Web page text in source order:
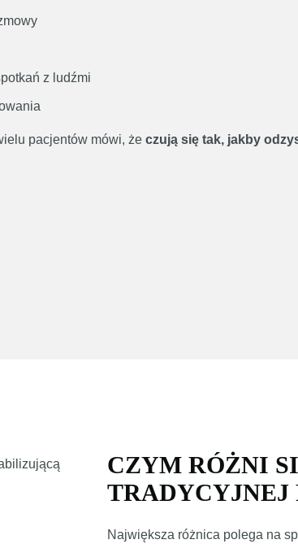
z ludźmi
pacjentów mówi, że czują się tak, jakby
CZYM RÓŻNI
TRADYCYJNEJ
Największa różnica polega na